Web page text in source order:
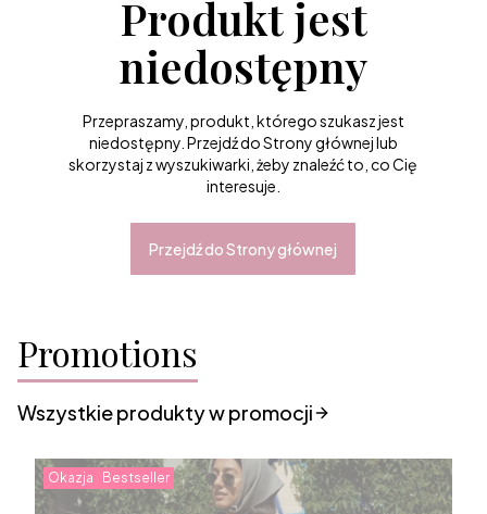
Produkt jest
niedostępny
Przepraszamy, produkt, którego szukasz jest
niedostępny. Przejdź do Strony głównej lub
skorzystaj z wyszukiwarki, żeby znaleźć to, co Cię
interesuje.
Przejdź do Strony głównej
Promotions
Wszystkie produkty w promocji
Okazja Bestseller